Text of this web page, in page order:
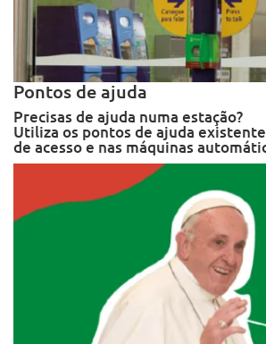
Pontos de ajuda
Precisas de ajuda numa estação?
Utiliza os pontos de ajuda
de acesso e nas máquinas